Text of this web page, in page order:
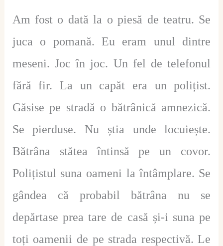
Am fost o dată la o piesă de teatru. Se
juca o pomană. Eu eram unul dintre
meseni. Joc în joc. Un fel de telefonul
fără fir. La un capăt era un polițist.
Găsise pe stradă o bătrânică amnezică.
Se pierduse. Nu știa unde locuiește.
Bătrâna stătea întinsă pe un covor.
Polițistul suna oameni la întâmplare. Se
gândea că probabil bătrâna nu se
depărtase prea tare de casă și-i suna pe
toți oamenii de pe strada respectivă. Le